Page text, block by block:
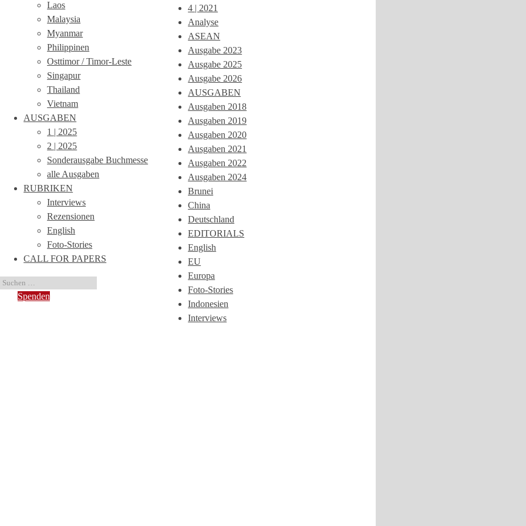
Laos
Malaysia
Myanmar
Philippinen
Osttimor / Timor-Leste
Singapur
Thailand
Vietnam
AUSGABEN
1 | 2025
2 | 2025
Sonderausgabe Buchmesse
alle Ausgaben
RUBRIKEN
Interviews
Rezensionen
English
Foto-Stories
CALL FOR PAPERS
Spenden
4 | 2021
Analyse
ASEAN
Ausgabe 2023
Ausgabe 2025
Ausgabe 2026
AUSGABEN
Ausgaben 2018
Ausgaben 2019
Ausgaben 2020
Ausgaben 2021
Ausgaben 2022
Ausgaben 2024
Brunei
China
Deutschland
EDITORIALS
English
EU
Europa
Foto-Stories
Indonesien
Interviews